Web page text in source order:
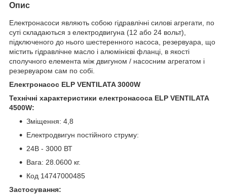
Опис
Електронасоси являють собою гідравлічні силові агрегати, по
суті складаються з електродвигуна (12 або 24 вольт),
підключеного до нього шестеренного насоса, резервуара, що
містить гідравлічне масло і алюмінієві фланці, в якості
сполучного елемента між двигуном / насосним агрегатом і
резервуаром сам по собі.
Електронасос ELP VENTILATA 3000W
Технічні характеристики електронасоса ELP VENTILATA
4500W:
Зміщення: 4,8
Електродвигун постійного струму:
24В - 3000 ВТ
Вага: 28.0600 кг.
Код 14747000485
Застосування: